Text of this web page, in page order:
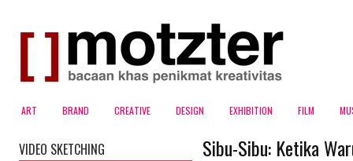
ART BRAND CREATIVE DESIGN EXHIBITION FILM
Sibu-Sibu: Ketika
VIDEO SKETCHING